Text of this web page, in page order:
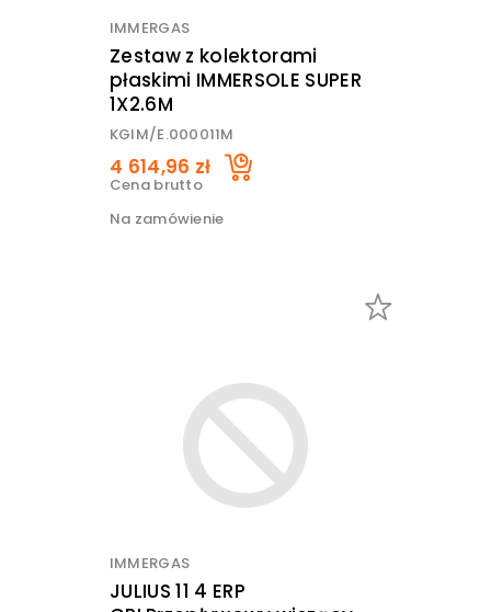
IMMERGAS
Zestaw z kolektorami
płaskimi IMMERSOLE SUPER
1X2.6M
KGIM/E.000011M
4 614,96 zł
Cena brutto
Na zamówienie
IMMERGAS
JULIUS 11 4 ERP